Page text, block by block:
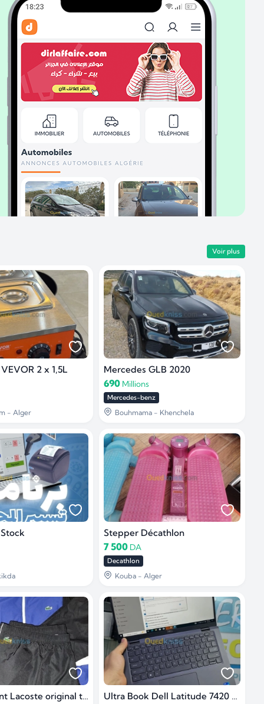
Voir plus
2 x 1,5L
- Alger
Mercedes GLB 2020
690 Millions
Mercedes-benz
Bouhmama - Khenchela
Stepper Décathlon
7 500 DA
Decathlon
Kouba - Alger
Survêtement Lacoste original taille 9 Ultra Book Dell Latitude 7420 Carbon